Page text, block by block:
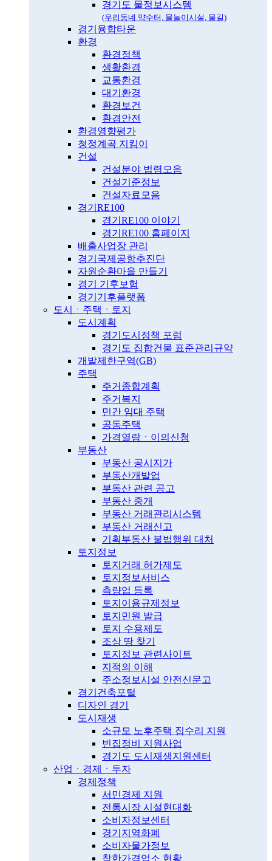
경기도 물정보시스템
(우리동네 약수터, 물놀이시설, 물길)
경기융합타운
환경
환경정책
생활환경
교통환경
대기환경
환경보건
환경안전
환경영향평가
청정계곡 지킴이
건설
건설분야 법령모음
건설기준정보
건설자료모음
경기RE100
경기RE100 이야기
경기RE100 홈페이지
배출사업장 관리
경기국제공항추진단
자원순환마을 만들기
경기 기후보험
경기기후플랫폼
도시ㆍ주택ㆍ토지
도시계획
경기도시정책 포럼
경기도 집합건물 표준관리규약
개발제한구역(GB)
주택
주거종합계획
주거복지
민간 임대 주택
공동주택
가격열람ㆍ이의신청
부동산
부동산 공시지가
부동산개발업
부동산 관련 공고
부동산 중개
부동산 거래관리시스템
부동산 거래신고
기획부동산 불법행위 대처
토지정보
토지거래 허가제도
토지정보서비스
측량업 등록
토지이용규제정보
토지민원 발급
토지 수용제도
조상 땅 찾기
토지정보 관련사이트
지적의 이해
주소정보시설 안전신문고
경기건축포털
디자인 경기
도시재생
소규모 노후주택 집수리 지원
빈집정비 지원사업
경기도 도시재생지원센터
산업ㆍ경제ㆍ투자
경제정책
서민경제 지원
전통시장 시설현대화
소비자정보센터
경기지역화폐
소비자물가정보
착한가격업소 현황